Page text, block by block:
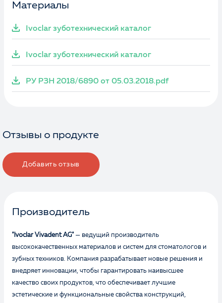
Материалы
Ivoclar зуботехнический каталог
Ivoclar зуботехнический каталог
РУ РЗН 2018/6890 от 05.03.2018.pdf
Отзывы о продукте
Добавить отзыв
Производитель
"Ivoclar Vivadent AG" — ведущий производитель
высококачественных материалов и систем для стоматологов и
зубных техников. Компания разрабатывает новые решения и
внедряет инновации, чтобы гарантировать наивысшее
качество своих продуктов, что обеспечивает лучшие
эстетические и функциональные свойства конструкций,